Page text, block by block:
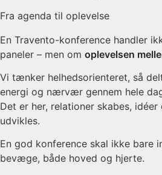
Fra agenda til oplevelse
En Travento-konference handler
paneler – men om oplevelsen
Vi tænker helhedsorienteret, så
energi og nærvær gennem hele
Det er her, relationer skabes,
udvikles.
En god konference skal ikke bare
bevæge, både hoved og hjerte.